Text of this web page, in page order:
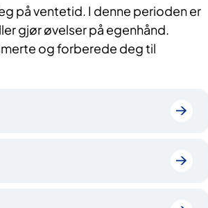
på ventetid. I denne perioden er
gjør øvelser på egenhånd.
og forberede deg til